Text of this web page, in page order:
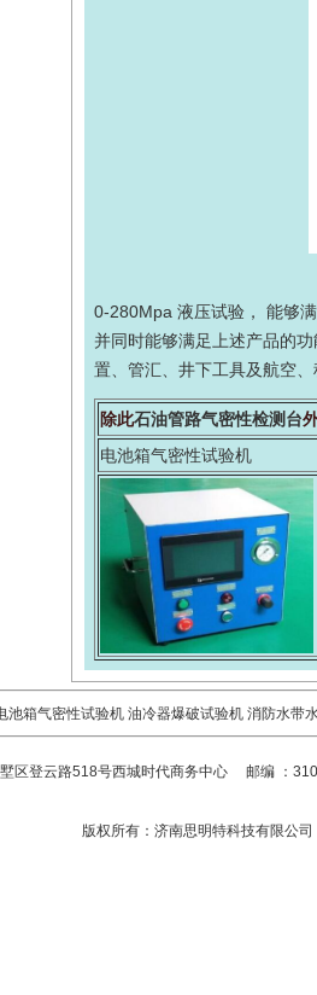
0-280Mpa 液压试验， 能够
并同时能够满足上述产品的
置、管汇、井下工具及航空
除此石油管路气密性检测台
电池箱气密性试验机
池箱气密性试验机 油冷器爆破试验机 消防水带
区登云路518号西城时代商务中心 邮编 ：
版权所有： 济南思明特科技有限公司